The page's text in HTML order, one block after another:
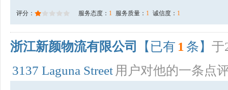
评分： 服务态度： 1 服务质量： 1 诚信度： 1
浙江新颜物流有限公司 【已有 1 条】 于
3137 Laguna Street 用户对他的一条点